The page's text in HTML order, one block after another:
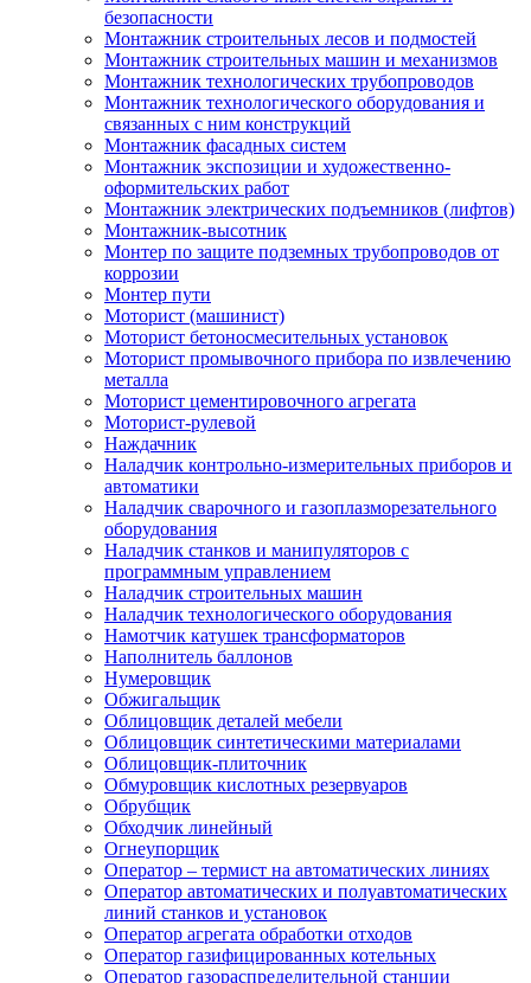
безопасности
Монтажник строительных лесов и подмостей
Монтажник строительных машин и механизмов
Монтажник технологических трубопроводов
Монтажник технологического оборудования и
связанных с ним конструкций
Монтажник фасадных систем
Монтажник экспозиции и художественно-
оформительских работ
Монтажник электрических подъемников (лифтов)
Монтажник-высотник
Монтер по защите подземных трубопроводов от
коррозии
Монтер пути
Моторист (машинист)
Моторист бетоносмесительных установок
Моторист промывочного прибора по извлечению
металла
Моторист цементировочного агрегата
Моторист-рулевой
Наждачник
Наладчик контрольно-измерительных приборов и
автоматики
Наладчик сварочного и газоплазморезательного
оборудования
Наладчик станков и манипуляторов с
программным управлением
Наладчик строительных машин
Наладчик технологического оборудования
Намотчик катушек трансформаторов
Наполнитель баллонов
Нумеровщик
Обжигальщик
Облицовщик деталей мебели
Облицовщик синтетическими материалами
Облицовщик-плиточник
Обмуровщик кислотных резервуаров
Обрубщик
Обходчик линейный
Огнеупорщик
Оператор – термист на автоматических линиях
Оператор автоматических и полуавтоматических
линий станков и установок
Оператор агрегата обработки отходов
Оператор газифицированных котельных
Оператор газораспределительной станции